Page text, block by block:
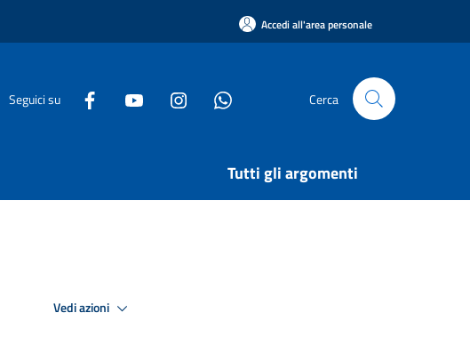
Accedi all'area personale
Seguici su Cerca
Tutti gli argomenti
Vedi azioni